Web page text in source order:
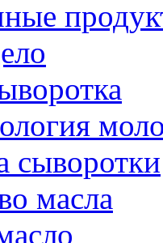
сыворотки
масла